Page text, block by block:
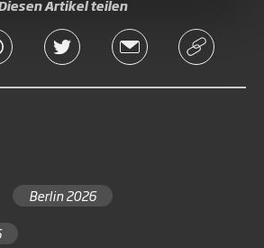
Artikel teilen
Berlin 2026